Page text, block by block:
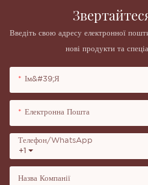
Введіть свою адресу електронної
нові продукти та
Ім&#39;я
Електронна Пошта
+1
Телефон/WhatsApp
Назва Компанії